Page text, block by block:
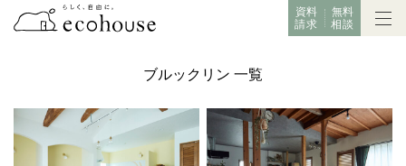
資料
請求
無料
相談
ブルックリン 一覧